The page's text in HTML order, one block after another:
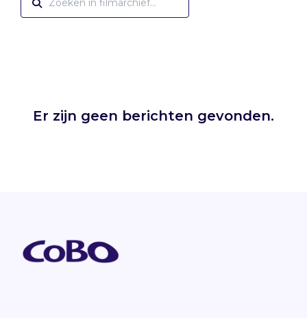
Er zijn geen berichten gevonden.